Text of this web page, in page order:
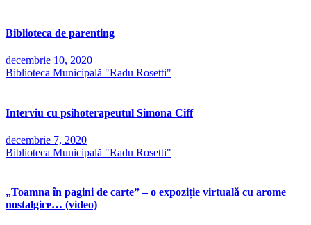
Biblioteca de parenting
decembrie 10, 2020
Biblioteca Municipală "Radu Rosetti"
Interviu cu psihoterapeutul Simona Ciff
decembrie 7, 2020
Biblioteca Municipală "Radu Rosetti"
„Toamna în pagini de carte” – o expoziție virtuală cu arome
nostalgice… (video)